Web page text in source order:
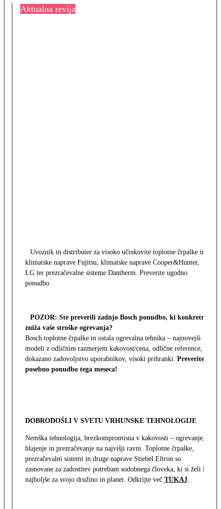
Aktualna revija
Uvoznik in distributer za visoko učinkovite toplotne črpalke in
klimatske naprave Fujitsu, klimatske naprave Cooper&Hunter,
LG ter prezračevalne sisteme Dantherm. Preverite ugodno
ponudbo.
POZOR: Ste preverili zadnjo Bosch ponudbo, ki konkretno
zniža vaše stroške ogrevanja?
Bosch toplotne črpalke in ostala ogrevalna tehnika – najnovejši
modeli z odličnim razmerjem kakovost/cena, odlične reference,
dokazano zadovoljstvo uporabnikov, visoki prihranki. Preverite
posebno ponudbo tega meseca!
DOBRODOŠLI V SVETU VRHUNSKE TEHNOLOGIJE
Nemška tehnologija, brezkompromisna v kakovosti – ogrevanje,
hlajenje in prezračevanje na najvišji ravni. Toplotne črpalke,
prezračevalni sistemi in druge naprave Stiebel Eltron so
zasnovane za zadostitev potrebam sodobnega človeka, ki si želi le
najboljše za svojo družino in planet. Odkrijte več TUKAJ.